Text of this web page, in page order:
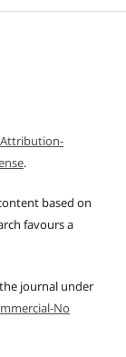
.
based on
favours a
journal under
No